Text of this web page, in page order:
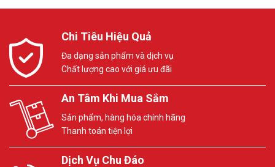
Chi Tiêu Hiệu Quả
Đa dạng sản phẩm và dịch vụ
Chất lượng cao với giá ưu đãi
An Tâm Khi Mua Sắm
Sản phẩm, hàng hóa chính hãng
Thanh toán tiện lợi
Dịch Vụ Chu Đáo